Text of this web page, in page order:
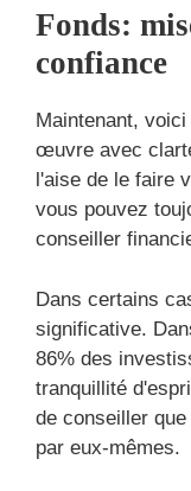
Fonds:
confiance
Maintenant,
œuvre avec
l'aise de le faire
vous pouvez
conseiller
Dans certains
significative.
86% des
tranquillité
de conseiller
par eux-mêmes.